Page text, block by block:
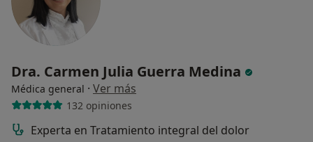
Dra. Carmen Julia Guerra Medina
Médica general · Ver más
132 opiniones
Experta en Tratamiento integral del dolor